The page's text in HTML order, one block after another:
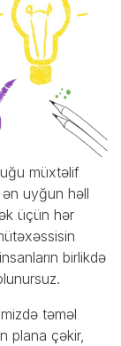
müxtəlif
ən uyğun həll
üçün hər
birlikdə
təməl
plana çəkir,